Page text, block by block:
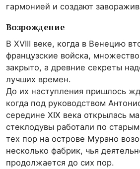
гармонией и создают
Возрождение
В XVIII веке, когда в Венецию
французские войска,
закрыто, а древние секреты
лучших времен.
До их наступления пришлось
когда под руководством
середине XIX века открылась
стеклодувы работали по
тех пор на острове Мурано
несколько фабрик, чья
продолжается до сих пор.